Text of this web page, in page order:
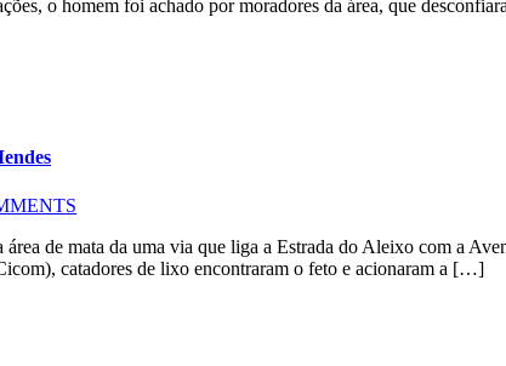
o homem foi achado por moradores da área, que
de mata da uma via que liga a Estrada do Aleixo com a
catadores de lixo encontraram o feto e acionaram a […]